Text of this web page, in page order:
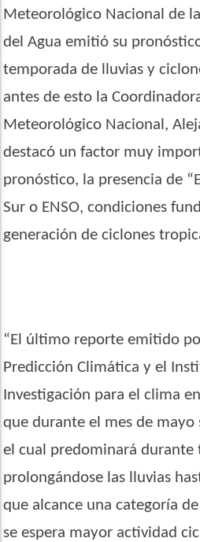
Meteorológico Nacional de
del Agua emitió su
temporada de lluvias y
antes de esto la
Meteorológico Nacional,
destacó un factor muy
pronóstico, la presencia de
Sur o ENSO, condiciones
generación de ciclones
“El último reporte emitido
Predicción Climática y el
Investigación para el clima
que durante el mes de mayo
el cual predominará durante
prolongándose las lluvias
que alcance una categoría
se espera mayor actividad